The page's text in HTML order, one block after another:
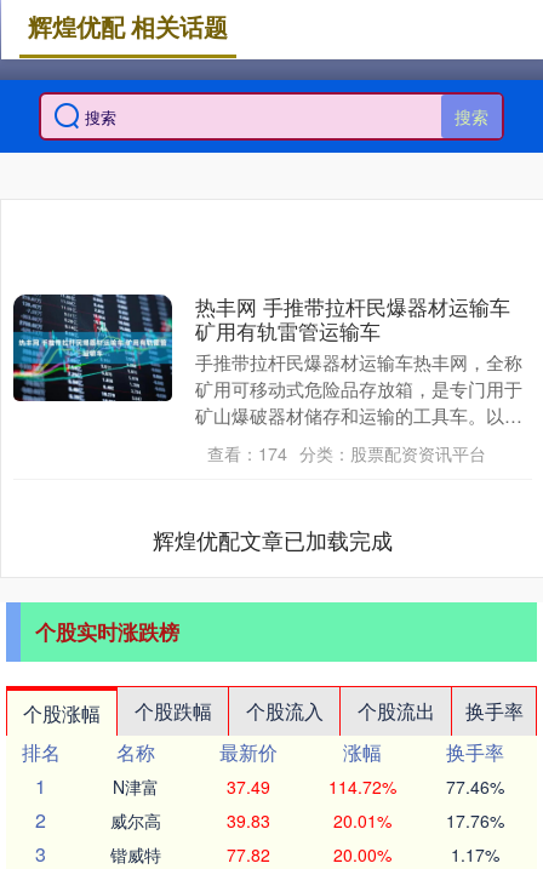
搜索
辉煌优配 相关话题
热丰网 手推带拉杆民爆器材运输车
矿用有轨雷管运输车
手推带拉杆民爆器材运输车热丰网，全称
矿用可移动式危险品存放箱，是专门用于
矿山爆破器材储存和运输的工具车。以下
是其详细介绍： 结构设计 箱体材质：箱体
门板通常采用....
查看： 174 分类： 股票配资资讯平台
辉煌优配文章已加载完成
个股实时涨跌榜
个股涨幅 个股跌幅 个股流入 个股流出
换手率
排名
名称 最新价 涨幅
换手率
1
N津富 37.49 114.72% 77.46%
2 威尔高 39.83 20.01% 17.76%
3 锴威特 77.82 20.00% 1.17%